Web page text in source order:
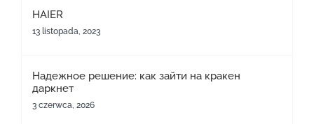
HAIER
13 listopada, 2023
Надежное решение: как зайти на кракен
даркнет
3 czerwca, 2026